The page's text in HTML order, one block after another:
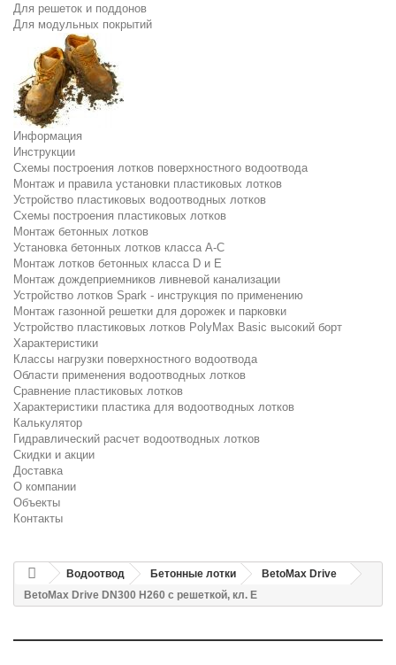
Для решеток и поддонов
Для модульных покрытий
Информация
Инструкции
Схемы построения лотков поверхностного водоотвода
Монтаж и правила установки пластиковых лотков
Устройство пластиковых водоотводных лотков
Схемы построения пластиковых лотков
Монтаж бетонных лотков
Установка бетонных лотков класса A-C
Монтаж лотков бетонных класса D и E
Монтаж дождеприемников ливневой канализации
Устройство лотков Spark - инструкция по применению
Монтаж газонной решетки для дорожек и парковки
Устройство пластиковых лотков PolyMax Basic высокий борт
Характеристики
Классы нагрузки поверхностного водоотвода
Области применения водоотводных лотков
Сравнение пластиковых лотков
Характеристики пластика для водоотводных лотков
Калькулятор
Гидравлический расчет водоотводных лотков
Скидки и акции
Доставка
О компании
Объекты
Контакты
Водоотвод Бетонные лотки
BetoMax Drive
BetoMax Drive DN300 H260 с решеткой, кл. E